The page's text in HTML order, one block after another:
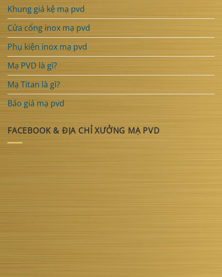
Khung giá kệ mạ pvd
Cửa cổng inox mạ pvd
Phụ kiện inox mạ pvd
Mạ PVD là gì?
Mạ Titan là gì?
Báo giá mạ pvd
FACEBOOK & ĐỊA CHỈ XƯỞNG MẠ PVD